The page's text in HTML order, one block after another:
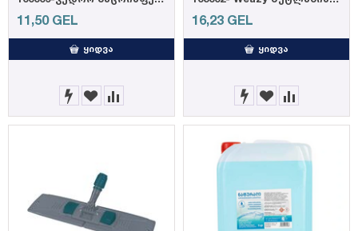
11,50 GEL
ᲧᲘᲓᲕᲐ
16,23 GEL
ᲧᲘᲓᲕᲐ